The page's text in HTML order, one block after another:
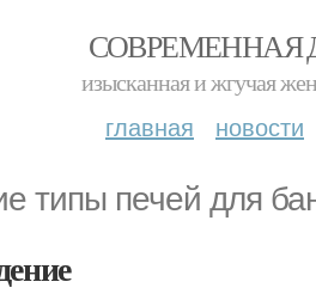
СОВРЕМЕННАЯ
изысканная и жгучая
главная новости
типы печей для